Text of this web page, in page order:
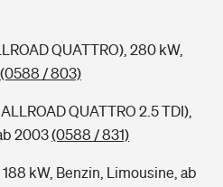
QUATTRO), 280 kW,
(0588 / 803)
QUATTRO 2.5 TDI),
2003(0588 / 831)
kW, Benzin, Limousine, ab